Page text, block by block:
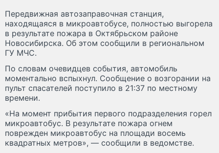
Передвижная автозаправочная станция,
находящаяся в микроавтобусе, полностью выгорела
в результате пожара в Октябрьском районе
Новосибирска. Об этом сообщили в региональном
ГУ МЧС.
По словам очевидцев события, автомобиль
моментально вспыхнул. Сообщение о возгорании на
пульт спасателей поступило в 21:37 по местному
времени.
«На момент прибытия первого подразделения горел
микроавтобус. В результате пожара огнем
поврежден микроавтобус на площади восемь
квадратных метров», — сообщили в ведомстве.